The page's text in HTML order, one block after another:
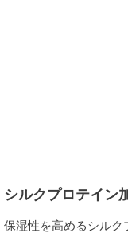
シルクプロテイン
保湿性を高めるシルク